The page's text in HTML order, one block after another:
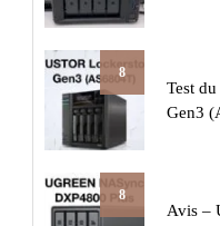
8
Test
Gen3
8
Avis –